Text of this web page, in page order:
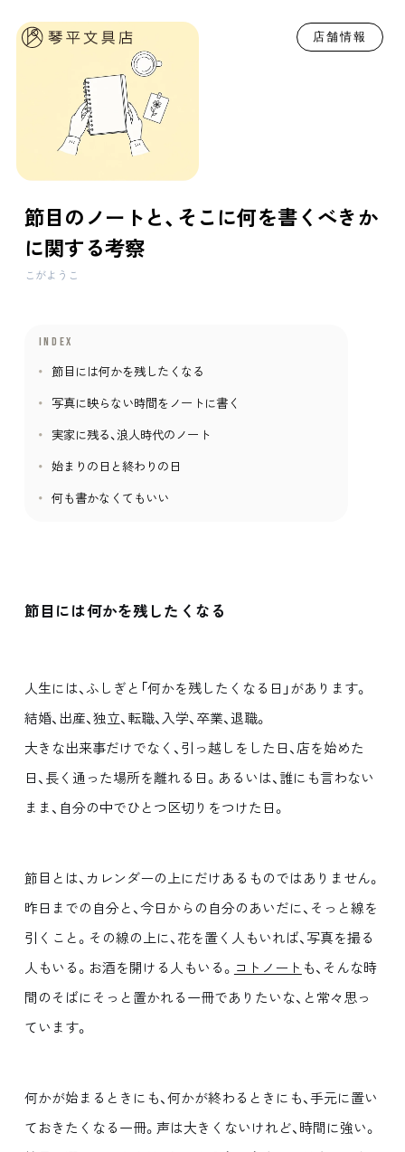
店舗情報
節目のノートと、そこに何を書くべきか
に関する考察
こがようこ
INDEX
節目には何かを残したくなる
写真に映らない時間をノートに書く
実家に残る、浪人時代のノート
始まりの日と終わりの日
何も書かなくてもいい
節目には何かを残したくなる
人生には、ふしぎと「何かを残したくなる日」があります。
結婚、出産、独立、転職、入学、卒業、退職。
大きな出来事だけでなく、引っ越しをした日、店を始めた
日、長く通った場所を離れる日。あるいは、誰にも言わない
まま、自分の中でひとつ区切りをつけた日。
節目とは、カレンダーの上にだけあるものではありません。
昨日までの自分と、今日からの自分のあいだに、そっと線を
引くこと。その線の上に、花を置く人もいれば、写真を撮る
人もいる。お酒を開ける人もいる。 コトノート も、そんな時
間のそばにそっと置かれる一冊でありたいな、と常々思っ
ています。
何かが始まるときにも、何かが終わるときにも、手元に置い
ておきたくなる一冊。声は大きくないけれど、時間に強い。